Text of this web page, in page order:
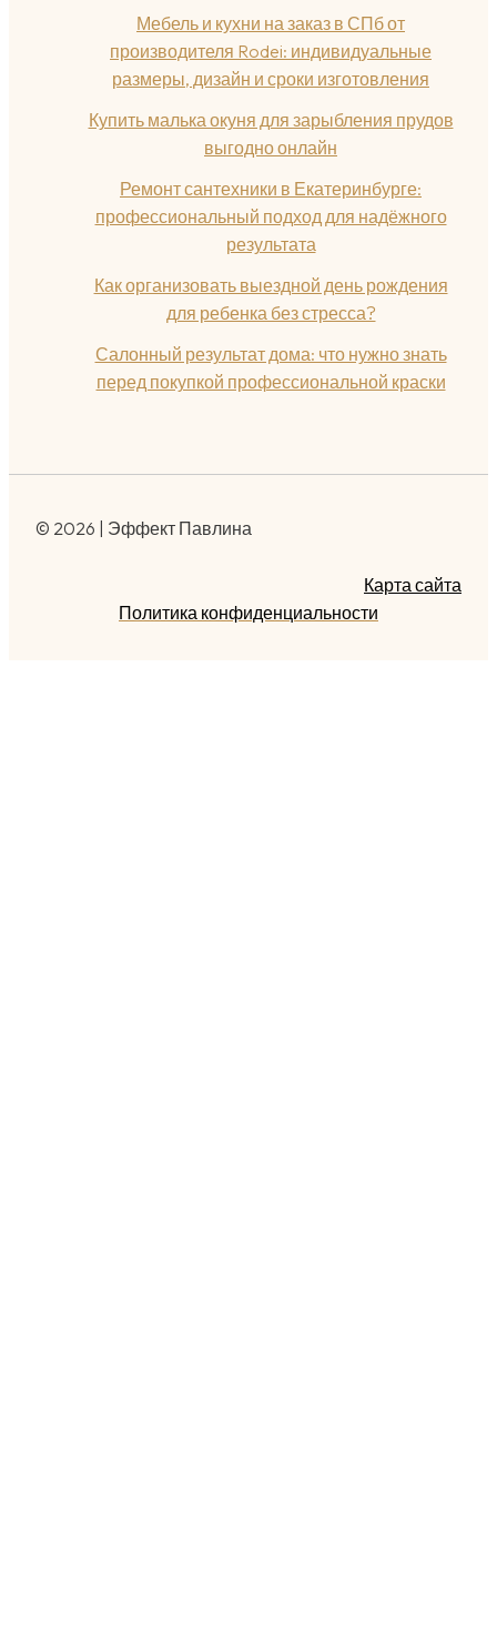
Мебель и кухни на заказ в СПб от
производителя Rodei: индивидуальные
размеры, дизайн и сроки изготовления
Купить малька окуня для зарыбления прудов
выгодно онлайн
Ремонт сантехники в Екатеринбурге:
профессиональный подход для надёжного
результата
Как организовать выездной день рождения
для ребенка без стресса?
Салонный результат дома: что нужно знать
перед покупкой профессиональной краски
© 2026 | Эффект Павлина
Карта сайта
Политика конфиденциальности